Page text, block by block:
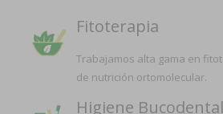
Fitoterapia
Trabajamos alta gama en
de nutrición ortomolecular.
Higiene Bucodental